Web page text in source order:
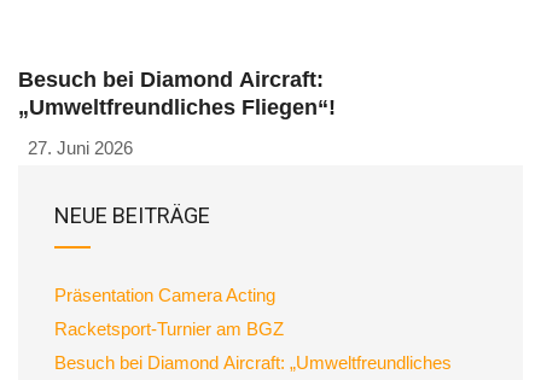
Besuch bei Diamond Aircraft:
„Umweltfreundliches Fliegen“!
27. Juni 2026
NEUE BEITRÄGE
Präsentation Camera Acting
Racketsport-Turnier am BGZ
Besuch bei Diamond Aircraft: „Umweltfreundliches